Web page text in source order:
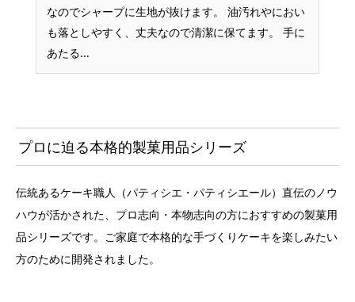
なのでシャープに生地が抜けます。 油汚れやにおい
も落としやすく、丈夫なので清潔に保てます。 手に
あたる...
プロに迫る本格的製菓用品シリーズ
伝統あるケーキ職人（パティシエ・パティシエール）直伝のノウ
ハウが活かされた、プロ志向・本物志向の方におすすめの製菓用
品シリーズです。ご家庭で本格的な手づくりケーキを楽しみたい
方のために開発されました。